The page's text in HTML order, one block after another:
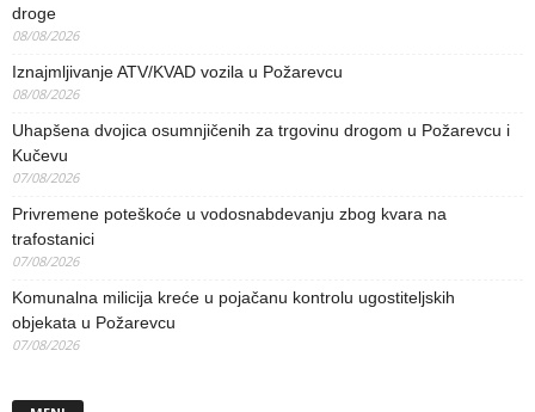
droge
08/08/2026
Iznajmljivanje ATV/KVAD vozila u Požarevcu
08/08/2026
Uhapšena dvojica osumnjičenih za trgovinu drogom u Požarevcu i
Kučevu
07/08/2026
Privremene poteškoće u vodosnabdevanju zbog kvara na
trafostanici
07/08/2026
Komunalna milicija kreće u pojačanu kontrolu ugostiteljskih
objekata u Požarevcu
07/08/2026